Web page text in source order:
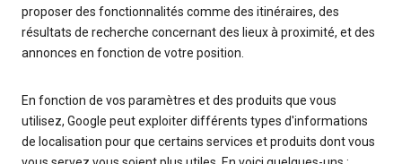
proposer des fonctionnalités comme des itinéraires, des
résultats de recherche concernant des lieux à proximité, et des
annonces en fonction de votre position.
En fonction de vos paramètres et des produits que vous
utilisez, Google peut exploiter différents types d'informations
de localisation pour que certains services et produits dont vous